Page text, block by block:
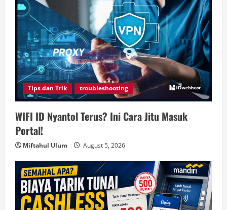
Tips dan Trik troubleshooting
WIFI ID Nyantol Terus? Ini Cara Jitu Masuk
Portal!
Miftahul Ulum August 5, 2026